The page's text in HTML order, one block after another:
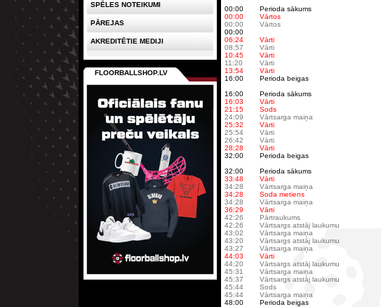
00:00 Perioda sākums
00:00
Vārtos
00:00
Vārtos
00:00
06:24
Vārti
08:57
Vārti
10:45
Vārti
11:20
Vārti
13:54
Vārti
16:00
Perioda beigas
16:00
Perioda sākums
16:03
Vārti
21:15
Sods
24:09
Vārtsarga maiņa
25:32
Vārti
25:54
Vārti
26:42
Vārti
28:28
Vārti
32:00
Perioda beigas
32:00
Perioda sākums
33:48
Vārti
34:28
Vārtsarga maiņa
34:28
Soda metiens
34:28
Vārtsarga maiņa
36:29
Vārti
42:26
Pārtraukums
42:26
Vārtsargs atstāj laukumu
43:02
Vārtsarga maiņa
43:20
Vārtsargs atstāj laukumu
43:27
Vārtsarga maiņa
44:03
Vārti
44:20
Vārtsargs atstāj laukumu
45:31
Vārtsarga maiņa
45:37
Vārtsargs atstāj laukumu
45:44
Sods
45:44
Vārtsarga maiņa
48:00
Perioda beigas
SPĒLES NOTEIKUMI
PĀREJAS
AKREDITĒTIE MEDIJI
FLOORBALLSHOP.LV